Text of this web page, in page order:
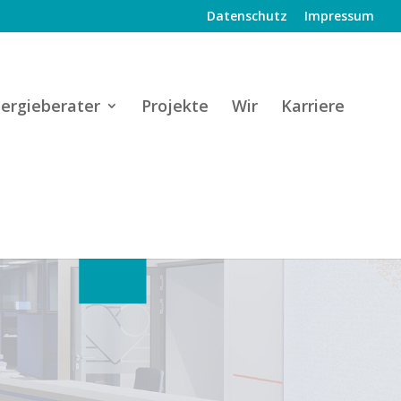
Datenschutz Impressum
Projekte Wir Karriere